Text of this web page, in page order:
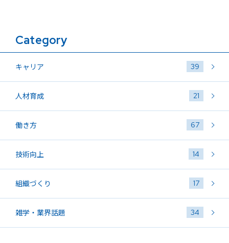
Category
キャリア 39
人材育成 21
働き方 67
技術向上 14
組織づくり 17
雑学・業界話題 34